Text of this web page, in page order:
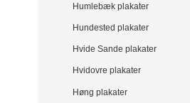
Humlebæk plakater
Hundested plakater
Hvide Sande plakater
Hvidovre plakater
Høng plakater